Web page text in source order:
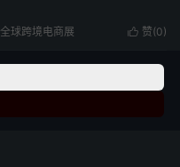
 赞(0)
全球跨境电商展